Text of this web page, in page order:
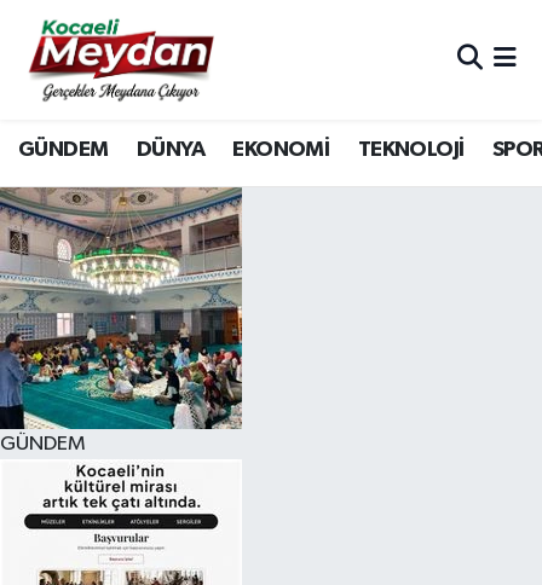
GÜNDEM DÜNYA EKONOMİ TEKNOLOJİ
GÜNDEM
Nöbetçi Eczaneler
Hava Durumu
Trafik Durumu
Süper Lig Puan Durumu ve Fikstür
Tüm Manşetler
Son Dakika Haberleri
Haber Arşivi